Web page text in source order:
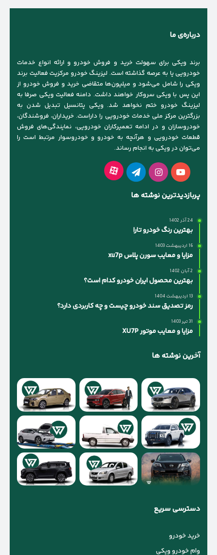
درباره‌ی ما
برند ویکی برای سهولت خرید و فروش خودرو و ارائه انواع خدمات
خودرویی پا به عرصه گذاشته است. لیزینگ خودرو مرکزیت فعالیت برند
ویکی را شامل می‌شود و میلیون‌ها متقاضی خرید و فروش خودرو از
این پس با ویکی سروکار خواهند داشت. دامنه فعالیت ویکی صرفا به
لیزینگ خودرو ختم نخواهد شد. ویکی پتانسیل تبدیل شدن به
بزرگترین مرکز ملی خدمات خودرویی را داراست. خریداران، فروشندگان،
خودروسازان و در ادامه تعمیرکاران خودرویی، نمایندگی‌های فروش
قطعات خودرویی و هرآنچه به خودرو و خودروسوار مرتبط است را
می‌توان در ویکی به انجام رساند.
یوتیوباینستاگرام
تلگرام آپارات
پربازدیدترین نوشته ها
24 آذر 1402
بهترین رنگ خودرو تارا
16 اردیبهشت 1403
مزایا و معایب سورن پلاس xu7p
2 آبان 1402
بهترین محصول ایران خودرو کدام است؟
13 اردیبهشت 1404
رمز تصدیق سند خودرو چیست و چه کاربردی دارد؟
31 تیر 1403
مزایا و معایب موتور XU7P
آخرین نوشته ها
دسترسی سریع
خرید خودرو
وام خودرو ویکی